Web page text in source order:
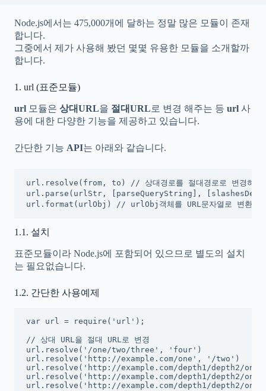
Node.js에서는 475,000개에 달하는 정말 많은 모듈이 존재
합니다.
그중에서 제가 사용해 봤던 몇몇 유용한 모듈을 소개할까
합니다.
1. url (표준모듈)
url 모듈은 상대URL을 절대URL 로 변경 해주는 등 url 사
용에 대한 다양한 기능을 제공하고 있습니다.
간단한 기능 API는 아래와 같습니다.
url.resolve(from, to) // 상대경로를 절대경로로 변경하여
url.parse(urlStr, [parseQueryString],
url.format(urlObj) // urlObj객체를 URL문자열로 변환하여
1.1. 설치
표준모듈이라 Node.js에 포함되어 있으므로 별도의 설치
는 필요없습니다.
1.2. 간단한 사용예제
var url = require('url');
// 상대 URL을 절대 URL로 변경
url.resolve('/one/two/three', 'four')
url.resolve('http://example.com/one', '/two')
url.resolve('http://example.com/depth1/
url.resolve('http://example.com/depth1/depth2/
url.resolve('http://example.com/depth1/